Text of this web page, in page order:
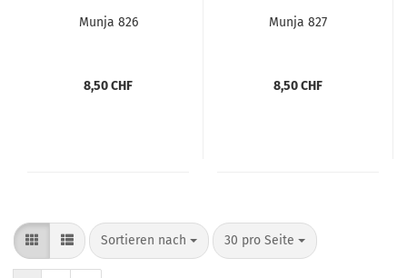
Munja 826
8,50 CHF
Munja 827
8,50 CHF
Sortieren nach
Sortieren nach 30 pro Seite
pro Seite